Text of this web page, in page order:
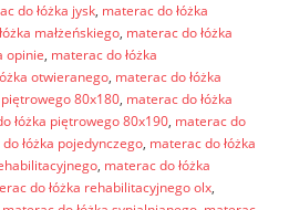
do łóżka jysk, materac do łóżka
małżeńskiego, materac do łóżka
opinie, materac do łóżka
otwieranego, materac do łóżka
80x180, materac do łóżka
łóżka piętrowego 80x190, materac do
łóżka pojedynczego, materac do łóżka
, materac do łóżka
do łóżka rehabilitacyjnego olx,